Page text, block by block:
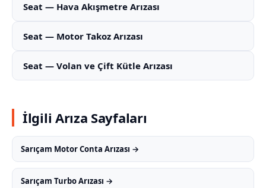
Seat — Hava Akışmetre Arızası
Seat — Motor Takoz Arızası
Seat — Volan ve Çift Kütle Arızası
İlgili Arıza Sayfaları
Sarıçam Motor Conta Arızası →
Sarıçam Turbo Arızası →